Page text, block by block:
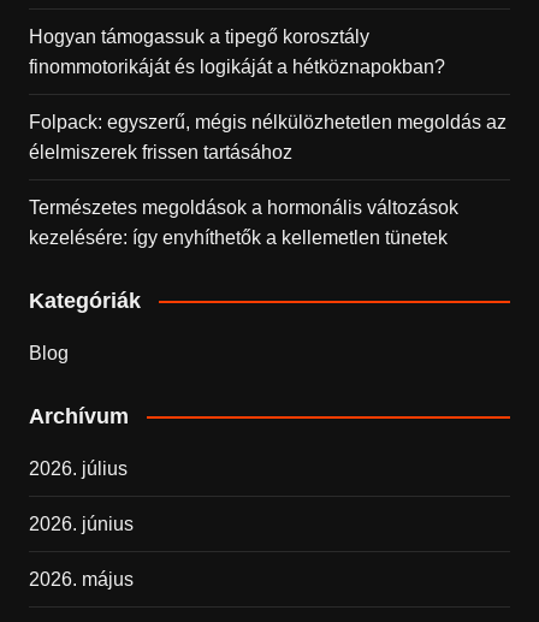
Hogyan támogassuk a tipegő korosztály
finommotorikáját és logikáját a hétköznapokban?
Folpack: egyszerű, mégis nélkülözhetetlen megoldás az
élelmiszerek frissen tartásához
Természetes megoldások a hormonális változások
kezelésére: így enyhíthetők a kellemetlen tünetek
Kategóriák
Blog
Archívum
2026. július
2026. június
2026. május